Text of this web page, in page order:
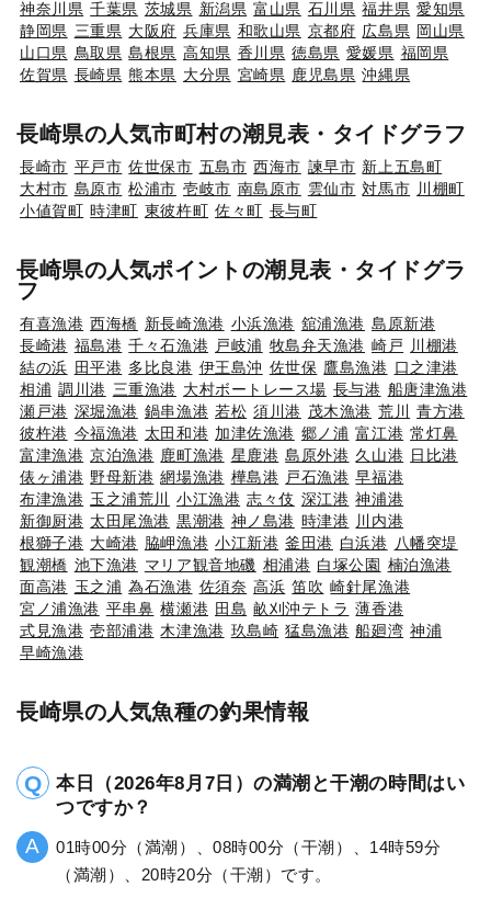
神奈川県 千葉県 茨城県 新潟県 富山県 石川県 福井県 愛知県
静岡県 三重県 大阪府 兵庫県 和歌山県 京都府 広島県 岡山県
山口県 鳥取県 島根県 高知県 香川県 徳島県 愛媛県 福岡県
佐賀県 長崎県 熊本県 大分県 宮崎県 鹿児島県 沖縄県
長崎県の人気市町村の潮見表・タイドグラフ
長崎市 平戸市 佐世保市 五島市 西海市 諫早市 新上五島町
大村市 島原市 松浦市 壱岐市 南島原市 雲仙市 対馬市 川棚町
小値賀町 時津町 東彼杵町 佐々町 長与町
長崎県の人気ポイントの潮見表・タイドグラ
フ
有喜漁港 西海橋 新長崎漁港 小浜漁港 舘浦漁港 島原新港
長崎港 福島港 千々石漁港 戸岐浦 牧島弁天漁港 崎戸
川棚港
結の浜 田平港 多比良港 伊王島沖 佐世保 鷹島漁港 口之津港
相浦 調川港 三重漁港 大村ボートレース場 長与港 船唐津漁港
瀬戸港 深堀漁港 鍋串漁港 若松 須川港 茂木漁港 荒川 青方港
彼杵港 今福漁港 太田和港 加津佐漁港 郷ノ浦 富江港 常灯鼻
富津漁港 京泊漁港 鹿町漁港 星鹿港 島原外港 久山港 日比港
俵ヶ浦港 野母新港 網場漁港 樺島港 戸石漁港 早福港
布津漁港 玉之浦荒川 小江漁港 志々伎 深江港 神浦港
新御厨港 太田尾漁港 黒潮港 神ノ島港 時津港 川内港
根獅子港 大崎港 脇岬漁港 小江新港 釜田港 白浜港 八幡突堤
観潮橋 池下漁港 マリア観音地磯 相浦港 白塚公園 楠泊漁港
面高港 玉之浦 為石漁港 佐須奈 高浜 笛吹 崎針尾漁港
宮ノ浦漁港 平串鼻 横瀬港 田島 畝刈沖テトラ 薄香港
式見漁港 壱部浦港 木津漁港 玖島崎 猛島漁港 船廻湾 神浦
早崎漁港
長崎県の人気魚種の釣果情報
本日（2026年8月7日）の満潮と干潮の時間はい
つですか？
01時00分（満潮）、08時00分（干潮）、14時59分
（満潮）、20時20分（干潮）です。